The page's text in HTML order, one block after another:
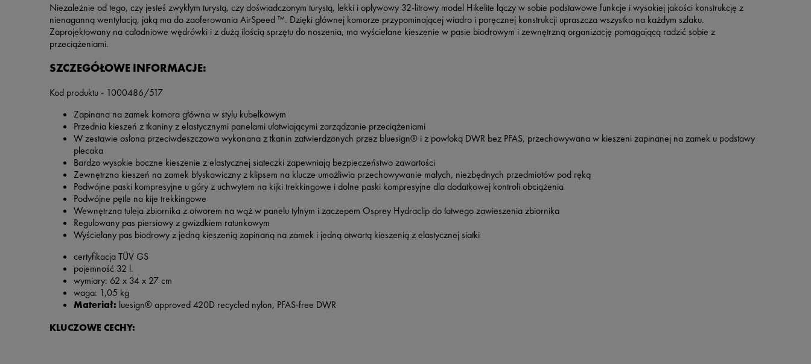
Niezależnie od tego, czy jesteś zwykłym turystą, czy doświadczonym turystą, lekki i opływowy 32-litrowy model Hikelite łączy w sobie podstawowe funkcje i wysokiej jakości konstrukcję z
nienaganną wentylacją, jaką ma do zaoferowania AirSpeed ™. Dzięki głównej komorze przypominającej wiadro i poręcznej konstrukcji upraszcza wszystko na każdym szlaku.
Zaprojektowany na całodniowe wędrówki i z dużą ilością sprzętu do noszenia, ma wyściełane kieszenie w pasie biodrowym i zewnętrzną organizację pomagającą radzić sobie z
przeciążeniami.
SZCZEGÓŁOWE INFORMACJE:
Kod produktu - 1000486/517
Zapinana na zamek komora główna w stylu kubełkowym
Przednia kieszeń z tkaniny z elastycznymi panelami ułatwiającymi zarządzanie przeciążeniami
W zestawie osłona przeciwdeszczowa wykonana z tkanin zatwierdzonych przez bluesign® i z powłoką DWR bez PFAS, przechowywana w kieszeni zapinanej na zamek u podstawy
plecaka
Bardzo wysokie boczne kieszenie z elastycznej siateczki zapewniają bezpieczeństwo zawartości
Zewnętrzna kieszeń na zamek błyskawiczny z klipsem na klucze umożliwia przechowywanie małych, niezbędnych przedmiotów pod ręką
Podwójne paski kompresyjne u góry z uchwytem na kijki trekkingowe i dolne paski kompresyjne dla dodatkowej kontroli obciążenia
Podwójne pętle na kije trekkingowe
Wewnętrzna tuleja zbiornika z otworem na wąż w panelu tylnym i zaczepem Osprey Hydraclip do łatwego zawieszenia zbiornika
Regulowany pas piersiowy z gwizdkiem ratunkowym
Wyściełany pas biodrowy z jedną kieszenią zapinaną na zamek i jedną otwartą kieszenią z elastycznej siatki
certyfikacja TÜV GS
pojemność 32 l.
wymiary: 62 x 34 x 27 cm
waga: 1,05 kg
Materiał: luesign® approved 420D recycled nylon, PFAS-free DWR
KLUCZOWE CECHY: